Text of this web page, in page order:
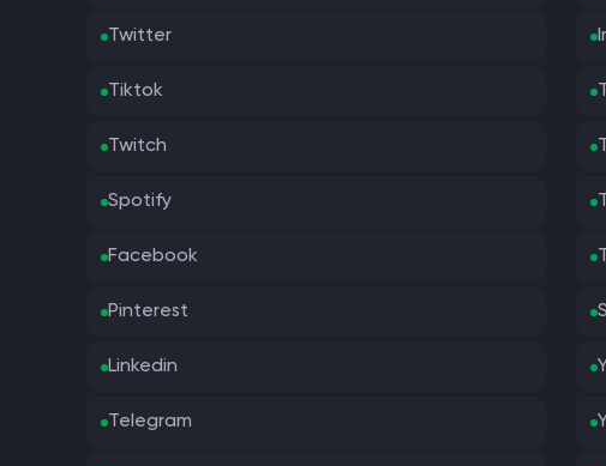
Twitter
Tiktok
Twitch
Spotify
Facebook
Pinterest
Linkedin
Telegram